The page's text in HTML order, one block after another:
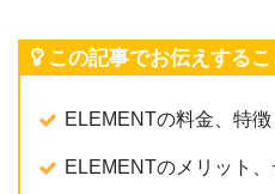
この記事でお伝えするこ
ELEMENTの料金、特徴
ELEMENTのメリット、